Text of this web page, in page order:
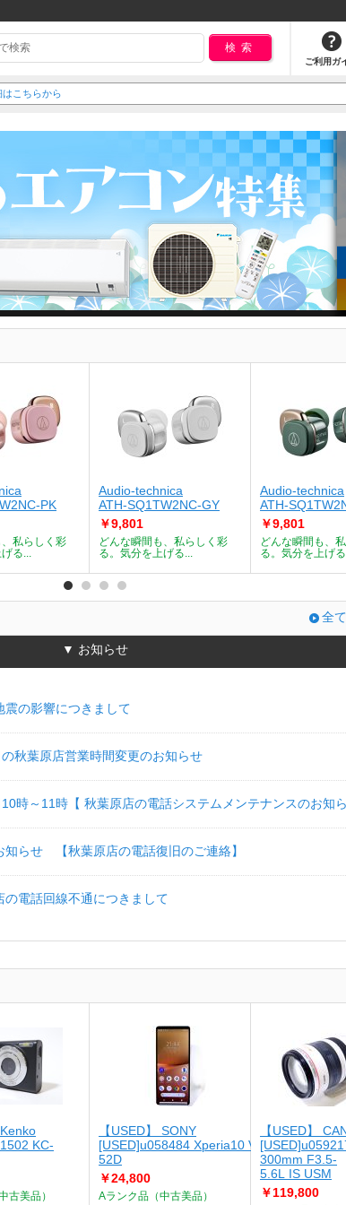
検索
ご利用ガ
こちらから
PK
私らしく彩
る...
Audio-technica
ATH-SQ1TW2NC-GY
￥9,801
どんな瞬間も、私らしく彩
る。気分を上げる...
Audio-technica
ATH-
￥9,801
どんな瞬間も、
る。気分を上げる
全
▼ お知らせ
震の影響につきまして
秋葉原店営業時間変更のお知らせ
時～11時【 秋葉原店の電話システムメンテナンスのお知ら
知らせ 【秋葉原店の電話復旧のご連絡】
の電話回線不通につきまして
Kenko
KC-
古美品）
【USED】 SONY
[USED]u058484 Xperia10 V SO-
52D
￥24,800
Aランク品（中古美品）
【USED】
300mm F3.5-
5.6L IS USM
￥119,800